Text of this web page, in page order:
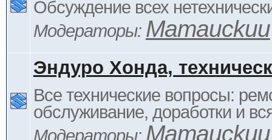
Обсуждение всех
Модераторы: Mamauckuu
Эндуро Хонда,
Все технические вопросы:
обслуживание, доработки и
Модераторы: Mamauckuu